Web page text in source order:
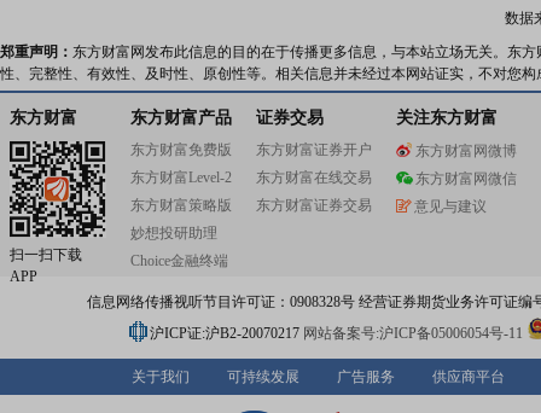
数据
郑重声明： 东方财富网发布此信息的目的在于传播更多信息，与本站立场无关。东
性、完整性、有效性、及时性、原创性等。相关信息并未经过本网站证实，不对您
东方财富
扫一扫下载
APP
东方财富产品
东方财富免费版
东方财富Level-2
东方财富策略版
妙想投研助理
Choice金融终端
证券交易
东方财富证券开户
东方财富在线交易
东方财富证券交易
关注东方财富
东方财富网微博
东方财富网微信
意见与建议
信息网络传播视听节目许可证：0908328号 经营证券期货业务许可证编
沪ICP证:沪B2-20070217 网站备案号:沪ICP备05006054号-11
关于我们 可持续发展 广告服务 供应商平台